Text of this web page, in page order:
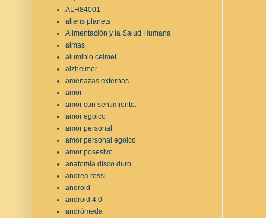
ALH84001
aliens planets
Alimentación y la Salud Humana
almas
aluminio celmet
alzheimer
amenazas externas
amor
amor con sentimiento.
amor egoico
amor personal
amor personal egoico
amor posesivo
anatomía disco duro
andrea rossi
android
android 4.0
andrómeda